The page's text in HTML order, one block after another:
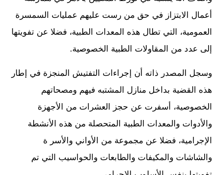
أعمال الابتزاز في حق من رست عليهم عمليات السمسرة
العمومية، التي تطال هذه المعدات الطبية، فضلا عن تفويتها
إلى عدد من المقاولات الطبية الخصوصية.
وسجل المصدر ذاته أن إجراءات التفتيش المنجزة في إطار
هذه القضية بداخل منازل المشتبه فيهم ومصحاتهم
الخصوصية، أسفرت عن حجز العشرات من الأجهزة
والأدوات والمعدات الطبية المتحصلة من هذه الأنشطة
الإجرامية، فضلا عن مجموعة من الأواني والأسر ة
والشاشات والمكيفات والطابعات والحواسيب التي تم